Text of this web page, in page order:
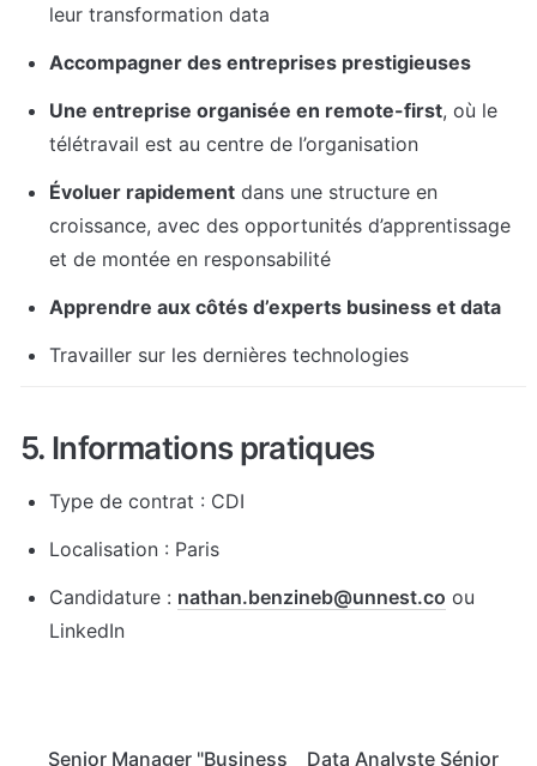
leur transformation data
Accompagner des entreprises prestigieuses
Une entreprise organisée en remote-first, où le
télétravail est au centre de l’organisation
Évoluer rapidement dans une structure en
croissance, avec des opportunités d’apprentissage
et de montée en responsabilité
Apprendre aux côtés d’experts business et data
Travailler sur les dernières technologies
5. Informations pratiques
Type de contrat : CDI
Localisation : Paris
Candidature : nathan.benzineb@unnest.co ou
LinkedIn
Senior Manager "Business Data Analyste Sénior